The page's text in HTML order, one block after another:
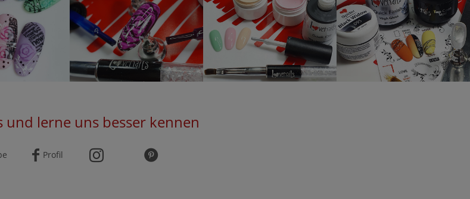
und lerne uns besser kennen
Profil